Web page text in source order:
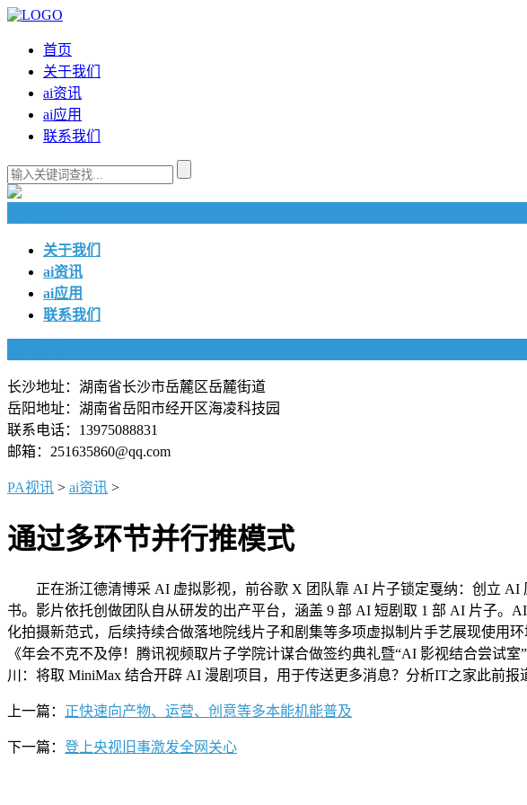
首页
关于我们
ai资讯
ai应用
联系我们
关于我们
ai资讯
ai应用
联系我们
长沙地址：湖南省长沙市岳麓区岳麓街道
岳阳地址：湖南省岳阳市经开区海凌科技园
联系电话：13975088831
邮箱：251635860@qq.com
PA视讯 > ai资讯 >
通过多环节并行推模式
正在浙江德清博采 AI 虚拟影视，前谷歌 X 团队靠 AI 片子锁定戛纳：创立 AI
书。影片依托创做团队自从研发的出产平台，涵盖 9 部 AI 短剧取 1 部 AI 片子
化拍摄新范式，后续持续合做落地院线片子和剧集等多项虚拟制片手艺展现使用
《年会不克不及停！腾讯视频取片子学院计谋合做签约典礼暨“AI 影视结合尝试
川：将取 MiniMax 结合开辟 AI 漫剧项目，用于传送更多消息？分析IT之家此前报
上一篇： 正快速向产物、运营、创意等多本能机能普及
下一篇： 登上央视旧事激发全网关心